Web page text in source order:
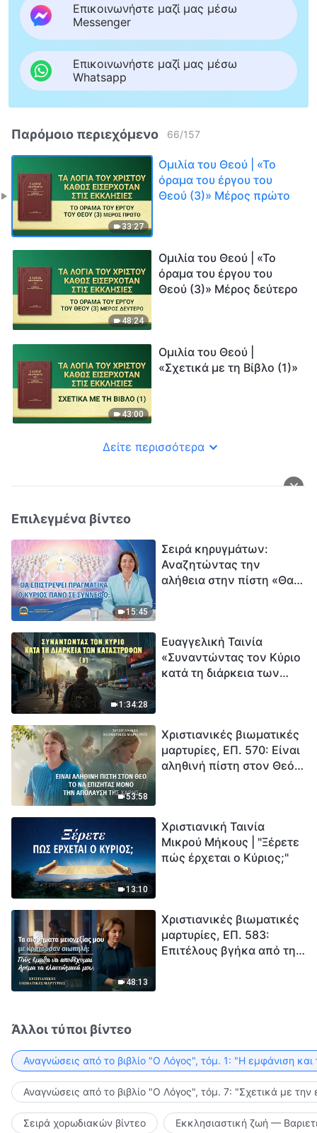
Επικοινωνήστε μαζί μας μέσω
Messenger
Επικοινωνήστε μαζί μας μέσω
Whatsapp
Παρόμοιο περιεχόμενο 66/157
33:27
Ομιλία του Θεού | «Το
όραμα του έργου του
Θεού (3)» Μέρος πρώτο
48:24
Ομιλία του Θεού | «Το
όραμα του έργου του
Θεού (3)» Μέρος δεύτερο
43:00
Ομιλία του Θεού |
«Σχετικά με τη Βίβλο (1)»
Δείτε περισσότερα
Επιλεγμένα βίντεο
15:45
Σειρά κηρυγμάτων:
Αναζητώντας την
αλήθεια στην πίστη «Θα
1:34:28
Ευαγγελική Ταινία
«Συναντώντας τον Κύριο
κατά τη διάρκεια των
εξαφάνισης». Οι
καταστροφές χτυπούν.
Ξεκινά η αντίστροφη
53:58
Χριστιανικές βιωματικές
μαρτυρίες, ΕΠ. 570: Είναι
αληθινή πίστη στον Θεό
13:10
Χριστιανική Ταινία
Μικρού Μήκους | "Ξέρετε
πώς έρχεται ο Κύριος;"
48:13
Χριστιανικές βιωματικές
μαρτυρίες, ΕΠ. 583:
Επιτέλους βγήκα από τη
Άλλοι τύποι βίντεο
Αναγνώσεις από το βιβλίο "Ο Λόγος", τόμ. 1: "Η εμφάνιση
Αναγνώσεις από το βιβλίο "Ο Λόγος", τόμ. 7: "Σχετικά με την
Σειρά χορωδιακών βίντεο Εκκλησιαστική ζωή —